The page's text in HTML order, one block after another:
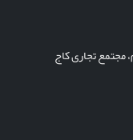
مجتمع تجاری کاج